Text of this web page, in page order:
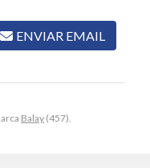
Balay (457).
ENVIAR EMAIL